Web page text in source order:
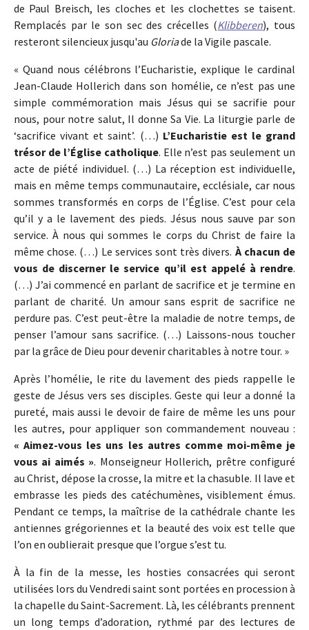
de Paul Breisch, les cloches et les clochettes se taisent.
Remplacés par le son sec des crécelles (Klibberen), tous
resteront silencieux jusqu'au Gloriade la Vigile pascale.
« Quand nous célébrons l’Eucharistie, explique le cardinal
Jean-Claude Hollerich dans son homélie, ce n’est pas une
simple commémoration mais Jésus qui se sacrifie pour
nous, pour notre salut, Il donne Sa Vie. La liturgie parle de
‘sacrifice vivant et saint’. (…) L’Eucharistie est le grand
trésor de l’Église catholique. Elle n’est pas seulement un
acte de piété individuel. (…) La réception est individuelle,
mais en même temps communautaire, ecclésiale, car nous
sommes transformés en corps de l’Église. C’est pour cela
qu’il y a le lavement des pieds. Jésus nous sauve par son
service. À nous qui sommes le corps du Christ de faire la
même chose. (…) Le services sont très divers. À chacun de
vous de discerner le service qu’il est appelé à rendre.
(…) J’ai commencé en parlant de sacrifice et je termine en
parlant de charité. Un amour sans esprit de sacrifice ne
perdure pas. C’est peut-être la maladie de notre temps, de
penser l’amour sans sacrifice. (…) Laissons-nous toucher
par la grâce de Dieu pour devenir charitables à notre tour. »
Après l’homélie, le rite du lavement des pieds rappelle le
geste de Jésus vers ses disciples. Geste qui leur a donné la
pureté, mais aussi le devoir de faire de même les uns pour
les autres, pour appliquer son commandement nouveau :
« Aimez-vous les uns les autres comme moi-même je
vous ai aimés ». Monseigneur Hollerich, prêtre configuré
au Christ, dépose la crosse, la mitre et la chasuble. Il lave et
embrasse les pieds des catéchumènes, visiblement émus.
Pendant ce temps, la maîtrise de la cathédrale chante les
antiennes grégoriennes et la beauté des voix est telle que
l’on en oublierait presque que l’orgue s’est tu.
À la fin de la messe, les hosties consacrées qui seront
utilisées lors du Vendredi saint sont portées en procession à
la chapelle du Saint-Sacrement. Là, les célébrants prennent
un long temps d’adoration, rythmé par des lectures de